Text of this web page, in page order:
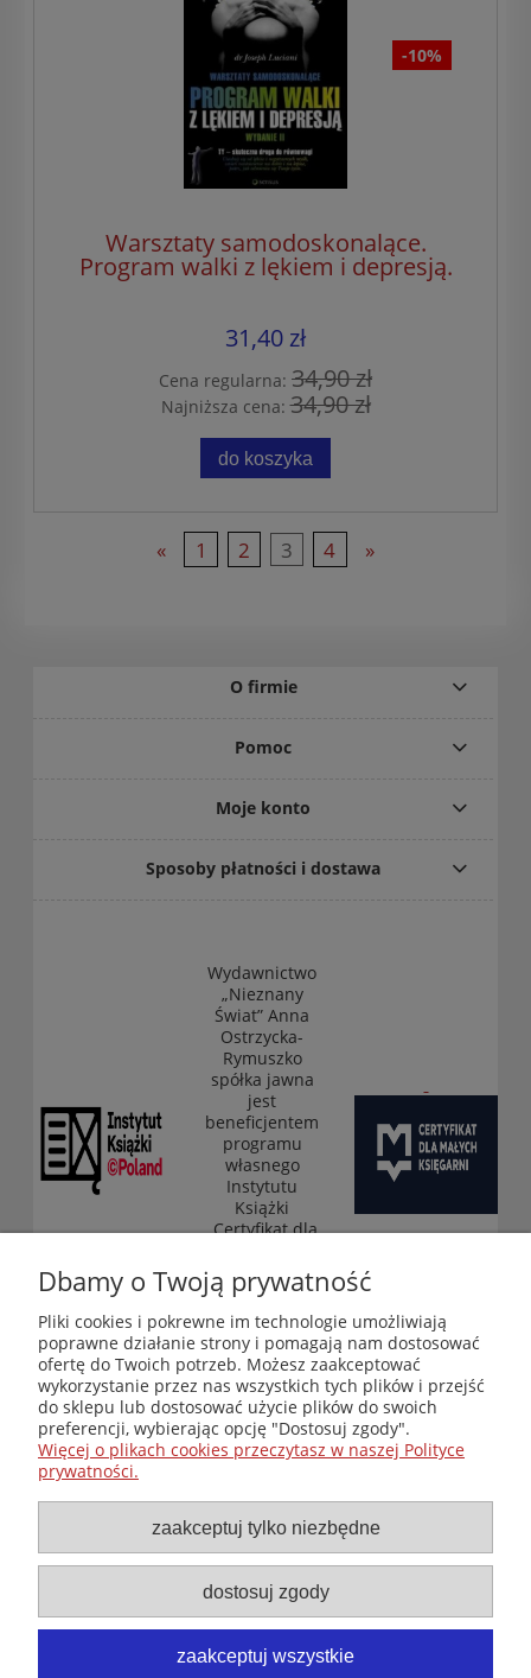
-10%
Warsztaty samodoskonalące.
Program walki z lękiem i depresją.
31,40 zł
Cena regularna: 34,90 zł
Najniższa cena:34,90 zł
do koszyka
« 1 2 3 4 »
O firmie
Pomoc
Moje konto
Sposoby płatności i dostawa
Wydawnictwo
„Nieznany
Świat” Anna
Ostrzycka-
Rymuszko
spółka jawna
jest
beneficjentem
programu
własnego
Instytutu
Książki
„Certyfikat dla
księgarni”
(edycja 2025-
2026)
Księgarnia-Galeria "Nieznany Świat" - internetowy sklep
ezoteryczny online
Zapraszamy również do odwiedzenia naszej księgarni
stacjonarnej przy ul. Kredytowej 2 w Warszawie
© Copyright 2014-2026 Wydawnictwo "Nieznany Świat"
Wszelkie prawa zastrzeżone
Dbamy o Twoją prywatność
Pliki cookies i pokrewne im technologie umożliwiają
poprawne działanie strony i pomagają nam dostosować
ofertę do Twoich potrzeb. Możesz zaakceptować
wykorzystanie przez nas wszystkich tych plików i przejść
do sklepu lub dostosować użycie plików do swoich
preferencji, wybierając opcję "Dostosuj zgody".
Więcej o plikach cookies przeczytasz w naszej Polityce
prywatności.
zaakceptuj tylko niezbędne
dostosuj zgody
zaakceptuj wszystkie